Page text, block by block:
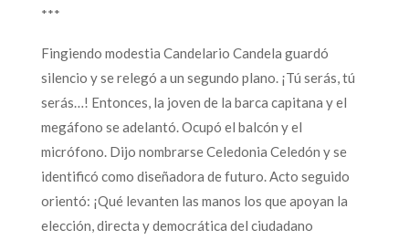
***
Fingiendo modestia Candelario Candela guardó
silencio y se relegó a un segundo plano. ¡Tú serás, tú
serás…! Entonces, la joven de la barca capitana y el
megáfono se adelantó. Ocupó el balcón y el
micrófono. Dijo nombrarse Celedonia Celedón y se
identificó como diseñadora de futuro. Acto seguido
orientó: ¡Qué levanten las manos los que apoyan la
elección, directa y democrática del ciudadano